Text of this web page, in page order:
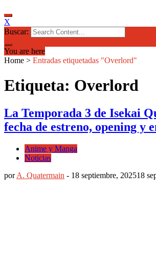
X
Buscar:
You are here
Home > Entradas etiquetadas "Overlord"
Etiqueta: Overlord
La Temporada 3 de Isekai
fecha de estreno, opening y
Anime y Manga
Noticias
porA. Quatermain - 18 septiembre, 202518